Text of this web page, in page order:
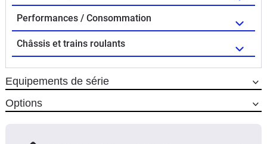
Performances / Consommation
Châssis et trains roulants
Equipements de série
Options